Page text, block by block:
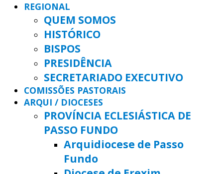
REGIONAL
QUEM SOMOS
HISTÓRICO
BISPOS
PRESIDÊNCIA
SECRETARIADO EXECUTIVO
COMISSÕES PASTORAIS
ARQUI / DIOCESES
PROVÍNCIA ECLESIÁSTICA DE
PASSO FUNDO
Arquidiocese de Passo
Fundo